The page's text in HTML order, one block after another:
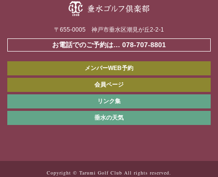
〒655-0005 神戸市垂水区潮見が丘2-2-1
お電話でのご予約は… 078-707-8801
メンバーWEB予約
会員ページ
リンク集
垂水の天気
Copyright © Tarumi Golf Club All rights reserved.